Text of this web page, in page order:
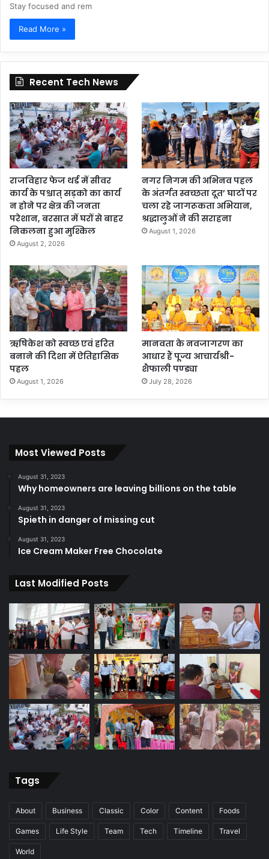
Stay focused and rem
Read More »
Recent Tech News
राजविहार फेज थर्ड में सीवर
कार्य के पश्चात् सड़को का कार्य
न होने पर क्षेत्र की जनता
परेशान, बरसात में घरों से बाहर
निकलना हुआ मुश्किल
August 2, 2026
नगर निगम की अभिनव पहल
के अंतर्गत स्वच्छता दूत’ घाटों पर
चला रहे जागरूकता अभियान,
श्रद्धालुओं ने की सराहना
August 1, 2026
ऋषिकेश को स्वच्छ एवं हरित
बनाने की दिशा में ऐतिहासिक
पहल
August 1, 2026
मानवता के नवजागरण का
आधार हैं पूज्य आचार्यश्री-
शैफाली पण्ड्या
July 28, 2026
Most Viewed Posts
August 31, 2023
Why homeowners are leaving billions on the table
August 31, 2023
Spieth in danger of missing cut
August 31, 2023
Ice Cream Maker Free Chocolate
Last Modified Posts
Tags
About Business Classic Color Content Foods
Games Life Style Team Tech Timeline Travel
World